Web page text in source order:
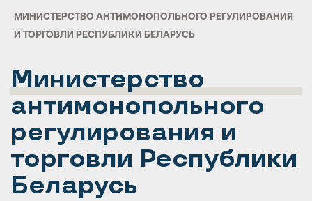
МИНИСТЕРСТВО АНТИМОНОПОЛЬНОГО РЕГУЛИРОВАНИЯ
И ТОРГОВЛИ РЕСПУБЛИКИ БЕЛАРУСЬ
Министерство
антимонопольного
регулирования и
торговли Республики
Беларусь